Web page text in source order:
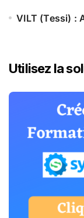
VILT (Tessi) :
Utilisez la